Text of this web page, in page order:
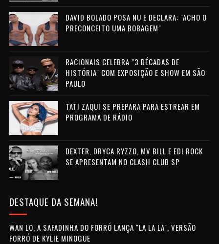
DAVID BOLADO POSA NU E DECLARA: "ACHO O
PRECONCEITO UMA BOBAGEM"
RACIONAIS CELEBRA "3 DÉCADAS DE
HISTÓRIA" COM EXPOSIÇÃO E SHOW EM SÃO
PAULO
TATI ZAQUI SE PREPARA PARA ESTREAR EM
PROGRAMA DE RÁDIO
DEXTER, DRYCA RYZZO, MV BILL E EDI ROCK
SE APRESENTAM NO CLASH CLUB SP
DESTAQUE DA SEMANA!
WAN LO, A SAFADINHA DO FORRÓ LANÇA "LA LA LA", VERSÃO
FORRÓ DE KYLIE MINOGUE